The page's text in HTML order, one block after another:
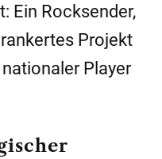
Ein Rocksender,
Projekt
Player